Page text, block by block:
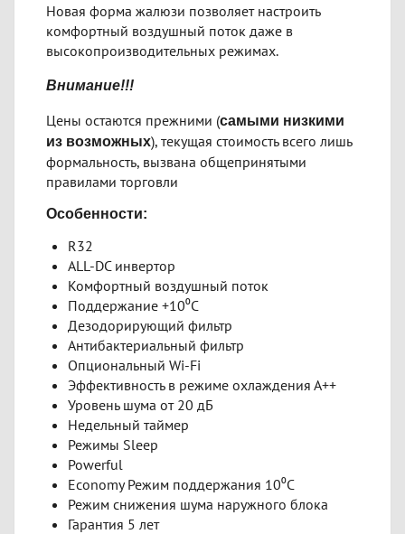
Новая форма жалюзи позволяет настроить
комфортный воздушный поток даже в
высокопроизводительных режимах.
Внимание!!!
Цены остаются прежними (самыми низкими
из возможных), текущая стоимость всего лишь
формальность, вызвана общепринятыми
правилами торговли
Особенности:
R32
ALL-DC инвертор
Комфортный воздушный поток
Поддержание +10⁰С
Дезодорирующий фильтр
Антибактериальный фильтр
Опциональный Wi-Fi
Эффективность в режиме охлаждения А++
Уровень шума от 20 дБ
Недельный таймер
Режимы Sleep
Powerful
Economy Режим поддержания 10⁰С
Режим снижения шума наружного блока
Гарантия 5 лет